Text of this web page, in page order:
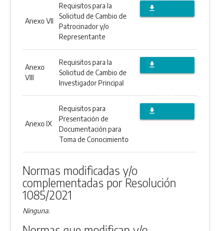
Anexo VII
Requisitos para la
Solicitud de Cambio de
Patrocinador y/o
Representante
file_download
Anexo
VIII
Requisitos para la
Solicitud de Cambio de
Investigador Principal
file_download
ANEXO
Anexo IX
Requisitos para
Presentación de
Documentación para
Toma de Conocimiento
file_download
Normas modificadas y/o
complementadas por Resolución
1085/2021
Ninguna.